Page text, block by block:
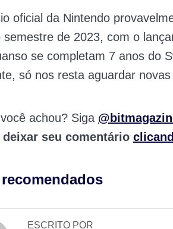
oficial da Nintendo
semestre de 2023, com o
se completam 7 anos do
só nos resta aguardar
achou? Siga
deixar seu comentário
ESCRITO POR